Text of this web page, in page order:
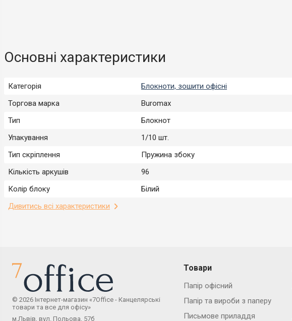
Основні характеристики
Категорія
Блокноти, зошити офісні
Торгова марка
Buromax
Тип
Блокнот
Упакування
1/10 шт.
Тип скріплення
Пружина збоку
Кількість аркушів
96
Колір блоку
Білий
Дивитись всі характеристики
Товари
Папір офісний
Папір та вироби з паперу
Письмове приладдя
© 2026 Інтернет-магазин «7Office - Канцелярські
товари та все для офісу»
м.Львів, вул. Польова, 57б